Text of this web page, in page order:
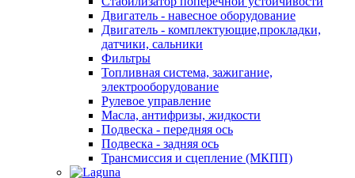
Двигатель - навесное оборудование
Двигатель - комплектующие,прокладки,
датчики, сальники
Фильтры
Топливная система, зажигание,
электрооборудование
Рулевое управление
Масла, антифризы, жидкости
Подвеска - передняя ось
Подвеска - задняя ось
Трансмиссия и сцепление (МКПП)